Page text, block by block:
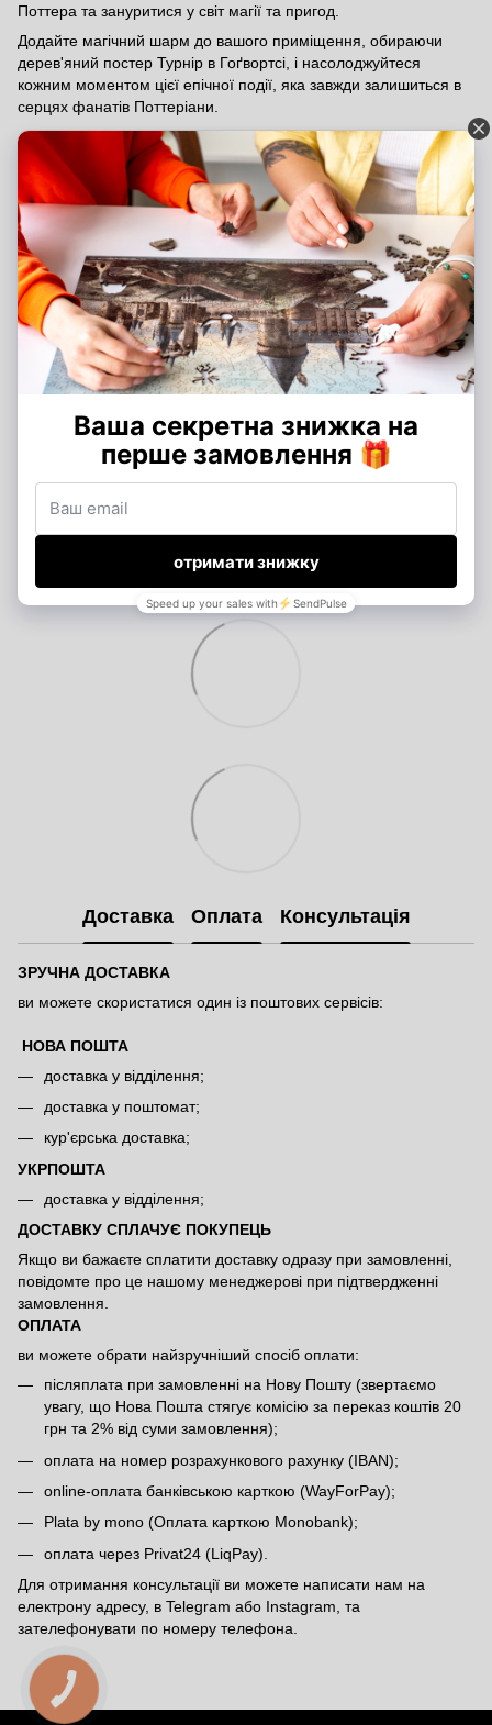
Поттера та зануритися у світ магії та пригод.
Додайте магічний шарм до вашого приміщення, обираючи
дерев'яний постер Турнір в Гоґвортсі, і насолоджуйтеся
кожним моментом цієї епічної події, яка завжди залишиться в
серцях фанатів Поттеріани.
Відгуки
Додайте перший відгук
Доставка Оплата Консультація
ЗРУЧНА ДОСТАВКА
ви можете скористатися один із поштових сервісів:
НОВА ПОШТА
доставка у відділення;
доставка у поштомат;
кур'єрська доставка;
УКРПОШТА
доставка у відділення;
ДОСТАВКУ СПЛАЧУЄ ПОКУПЕЦЬ
Якщо ви бажаєте сплатити доставку одразу при замовленні,
повідомте про це нашому менеджерові при підтвердженні
замовлення.
ОПЛАТА
ви можете обрати найзручніший спосіб оплати:
післяплата при замовленні на Нову Пошту (звертаємо
увагу, що Нова Пошта стягує комісію за переказ коштів 20
грн та 2% від суми замовлення);
оплата на номер розрахункового рахунку (IBAN);
online-оплата банківською карткою (WayForPay);
Plata by mono (Оплата карткою Monobank);
оплата через Privat24 (LiqPay).
Для отримання консультації ви можете написати нам на
електрону адресу, в Telegram або Instagram, та
зателефонувати по номеру телефона.